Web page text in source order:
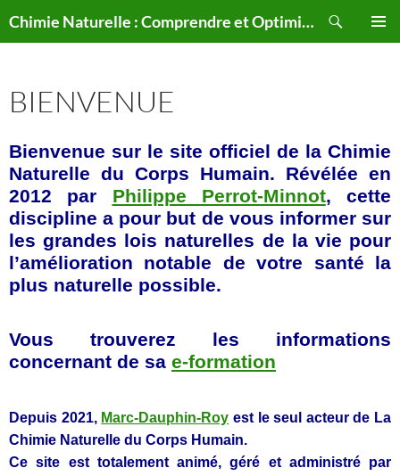
au
Chimie Naturelle : Comprendre et Optimiser le Corps Humain Naturellement
BIENVENUE
Bienvenue sur le site officiel de la Chimie
Naturelle du Corps Humain. Révélée en
2012 par Philippe Perrot-Minnot, cette
discipline a pour but de vous informer sur
les grandes lois naturelles de la vie pour
l’amélioration notable de votre santé la
plus naturelle possible.
Vous trouverez les informations
concernant de sa e-formation
Depuis 2021, Marc-Dauphin-Roy est le seul acteur de La
Chimie Naturelle du Corps Humain.
Ce site est totalement animé, géré et administré par